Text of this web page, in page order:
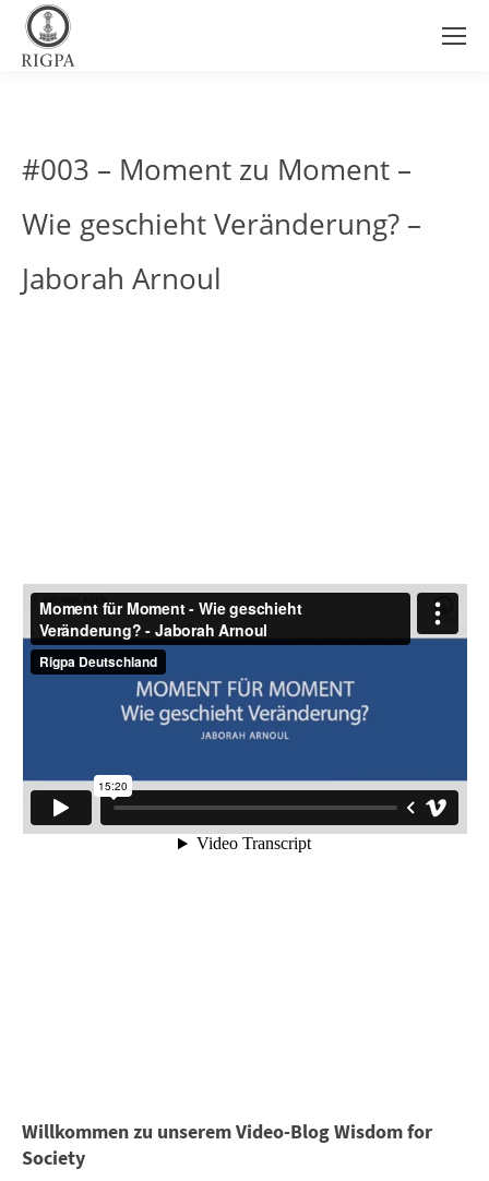
#003 – Moment zu Moment –
Wie geschieht Veränderung? –
Jaborah Arnoul
Willkommen zu unserem Video-Blog Wisdom for
Society